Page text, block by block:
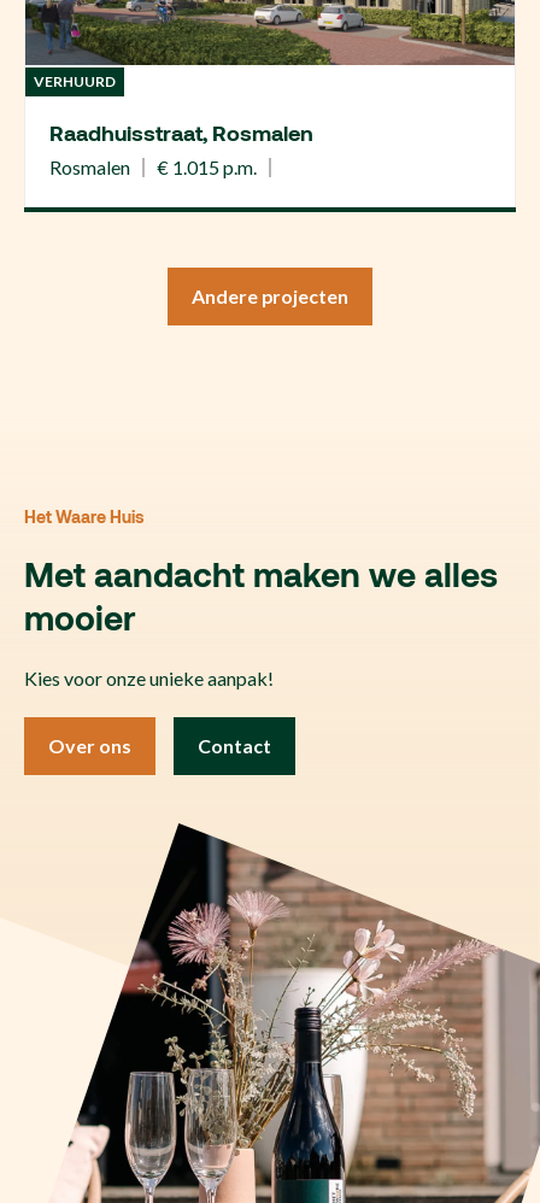
VERHUURD
Raadhuisstraat, Rosmalen
Rosmalen € 1.015 p.m.
Andere projecten
Het Waare Huis
Met aandacht maken we alles
mooier
Kies voor onze unieke aanpak!
Over ons Contact